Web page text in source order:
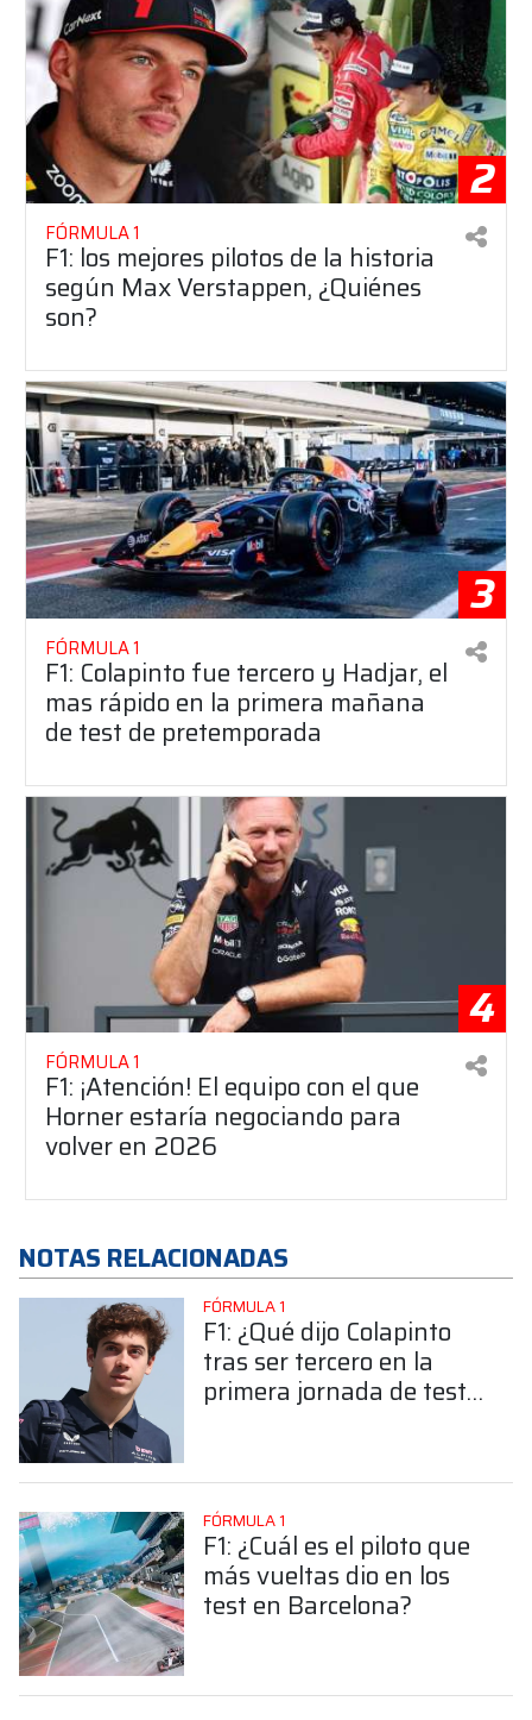
2
FÓRMULA 1
F1: los mejores pilotos de la historia
según Max Verstappen, ¿Quiénes
son?
3
FÓRMULA 1
F1: Colapinto fue tercero y Hadjar, el
mas rápido en la primera mañana
de test de pretemporada
4
FÓRMULA 1
F1: ¡Atención! El equipo con el que
Horner estaría negociando para
volver en 2026
NOTAS RELACIONADAS
FÓRMULA 1
F1: ¿Qué dijo Colapinto
tras ser tercero en la
primera jornada de test
FÓRMULA 1
F1: ¿Cuál es el piloto que
más vueltas dio en los
test en Barcelona?